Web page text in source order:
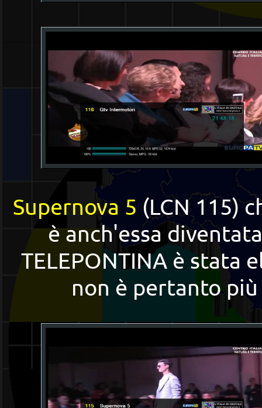
Supernova 5 (LCN 115)
è anch'essa
TELEPONTINA è stata
non è pertanto